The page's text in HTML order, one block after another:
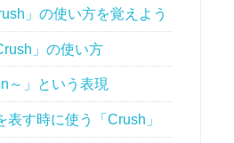
」の使い方を覚えよう
」の使い方
～」という表現
表す時に使う「Crush」